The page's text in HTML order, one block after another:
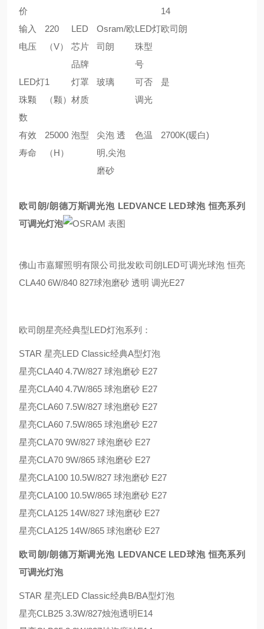
价
14
输入
电压
220
（V）
LED
芯片
品牌
Osram/欧
司朗
LED灯
珠型
号
欧司朗
LED灯
珠颗
数
1
（颗）
灯罩
材质
玻璃
可否
调光
是
有效
寿命
25000
（H）
泡型
尖泡 透
明,尖泡
磨砂
色温 2700K(暖白)
欧司朗/朗德万斯调光泡 LEDVANCE LED球泡 恒亮系列
可调光灯泡
佛山市嘉耀照明有限公司批发欧司朗LED可调光球泡 恒亮
CLA40 6W/840 827球泡磨砂 透明 调光E27
欧司朗星亮经典型LED灯泡系列：
STAR 星亮LED Classic经典A型灯泡
星亮CLA40 4.7W/827 球泡磨砂 E27
星亮CLA40 4.7W/865 球泡磨砂 E27
星亮CLA60 7.5W/827 球泡磨砂 E27
星亮CLA60 7.5W/865 球泡磨砂 E27
星亮CLA70 9W/827 球泡磨砂 E27
星亮CLA70 9W/865 球泡磨砂 E27
星亮CLA100 10.5W/827 球泡磨砂 E27
星亮CLA100 10.5W/865 球泡磨砂 E27
星亮CLA125 14W/827 球泡磨砂 E27
星亮CLA125 14W/865 球泡磨砂 E27
欧司朗/朗德万斯调光泡 LEDVANCE LED球泡 恒亮系列
可调光灯泡
STAR 星亮LED Classic经典B/BA型灯泡
星亮CLB25 3.3W/827烛泡透明E14